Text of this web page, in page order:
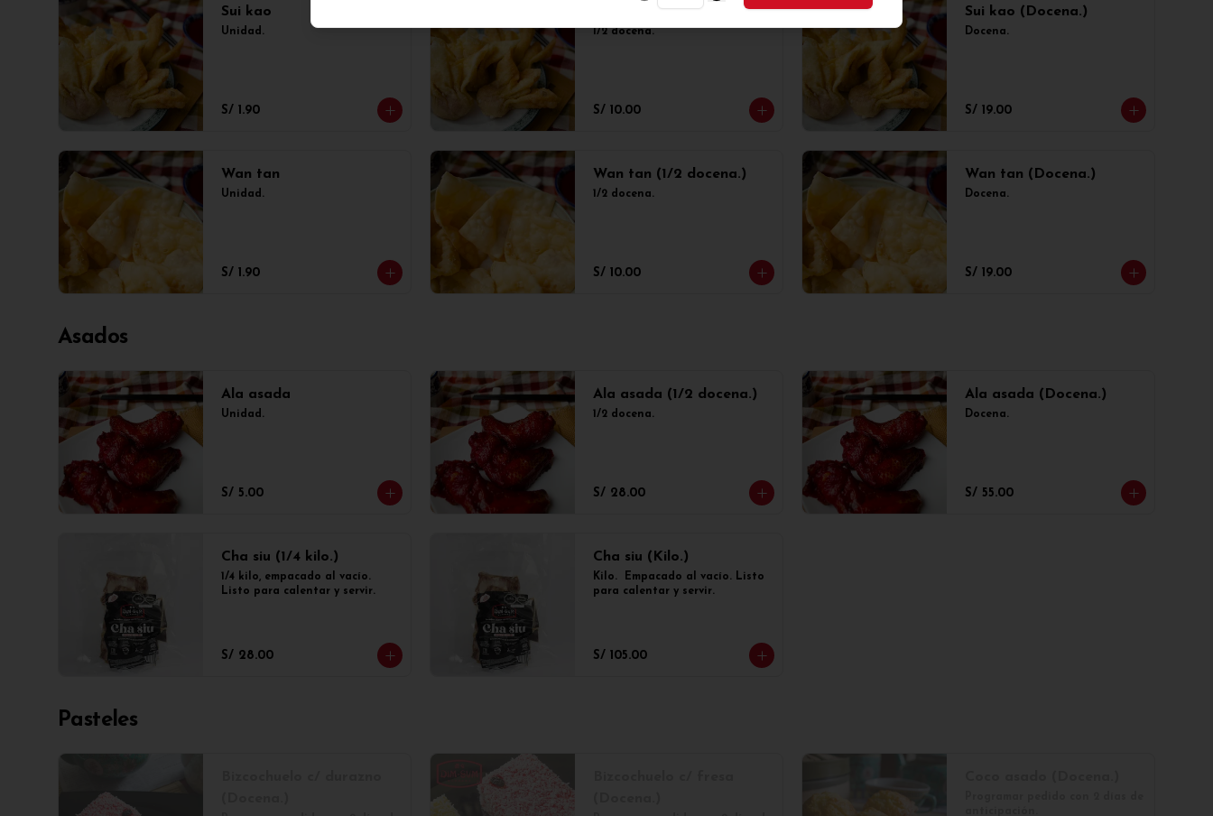
Sui kao
Unidad.
S/ 1.90
Sui kao (1/2 docena.)
1/2 docena.
S/ 10.00
Sui kao (Docena.)
Docena.
S/ 19.00
Wan tan
Unidad.
S/ 1.90
Wan tan (1/2 docena.)
1/2 docena.
S/ 10.00
Wan tan (Docena.)
Docena.
S/ 19.00
Asados
Ala asada
Unidad.
S/ 5.00
Ala asada (1/2 docena.)
1/2 docena.
S/ 28.00
Ala asada (Docena.)
Docena.
S/ 55.00
Cha siu (1/4 kilo.)
1/4 kilo, empacado al vacío.
Listo para calentar y servir.
S/ 28.00
Cha siu (Kilo.)
Kilo.  Empacado al vacío. Listo
para calentar y servir.
S/ 105.00
Pasteles